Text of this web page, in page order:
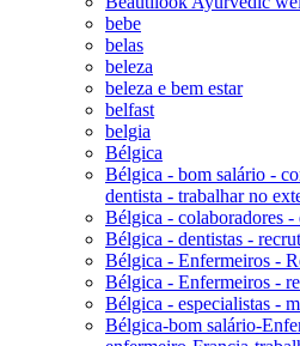
bebe
belas
beleza
beleza e bem estar
belfast
belgia
Bélgica
Bélgica - bom salário -
dentista - trabalhar no
Bélgica - colaboradores -
Bélgica - dentistas -
Bélgica - Enfermeiros -
Bélgica - Enfermeiros -
Bélgica - especialistas -
Bélgica-bom salário-